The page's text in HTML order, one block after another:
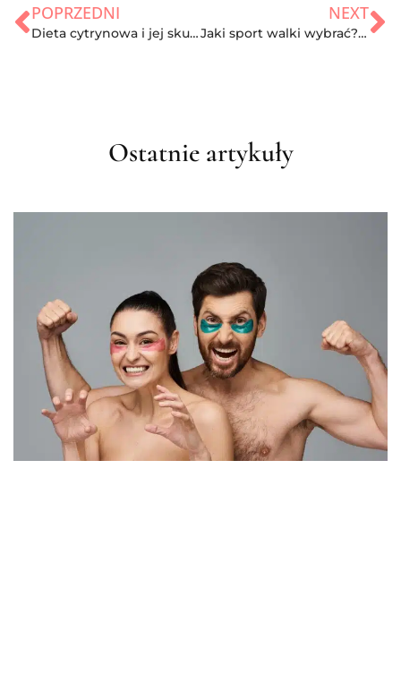
POPRZEDNI
Dieta cytrynowa i jej skutki uboczne. Zasady, efekty i jadłospis
NEXT
Jaki sport walki wybrać? Rodzaje i zalety
Ostatnie artykuły